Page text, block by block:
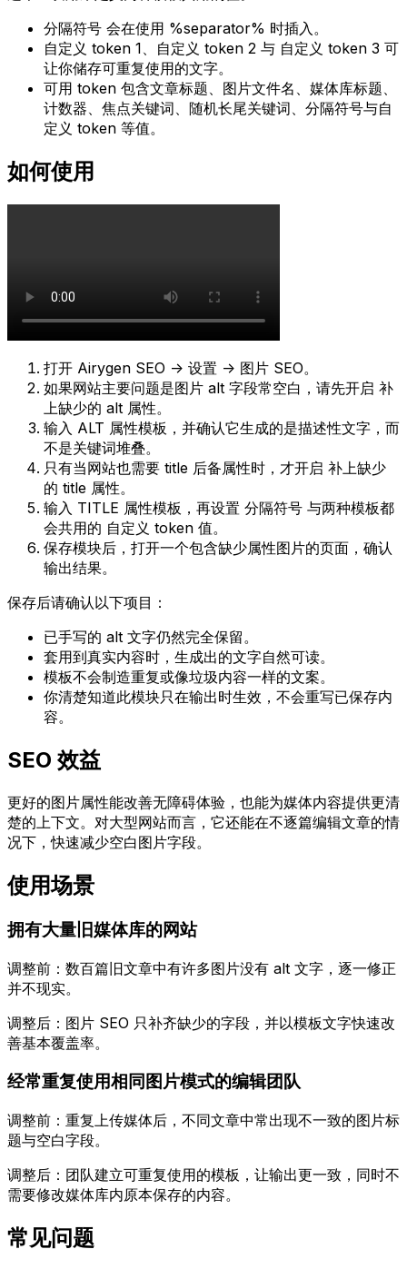
分隔符号 会在使用 %separator% 时插入。
自定义 token 1、 自定义 token 2 与 自定义 token 3 可
让你储存可重复使用的文字。
可用 token 包含文章标题、图片文件名、媒体库标题、
计数器、焦点关键词、随机长尾关键词、分隔符号与自
定义 token 等值。
如何使用
打开 Airygen SEO -> 设置 -> 图片 SEO。
如果网站主要问题是图片 alt 字段常空白，请先开启 补
上缺少的 alt 属性。
输入 ALT 属性模板 ，并确认它生成的是描述性文字，而
不是关键词堆叠。
只有当网站也需要 title 后备属性时，才开启 补上缺少
的 title 属性。
输入 TITLE 属性模板 ，再设置 分隔符号 与两种模板都
会共用的 自定义 token 值。
保存模块后，打开一个包含缺少属性图片的页面，确认
输出结果。
保存后请确认以下项目：
已手写的 alt 文字仍然完全保留。
套用到真实内容时，生成出的文字自然可读。
模板不会制造重复或像垃圾内容一样的文案。
你清楚知道此模块只在输出时生效，不会重写已保存内
容。
SEO 效益
更好的图片属性能改善无障碍体验，也能为媒体内容提供更清
楚的上下文。对大型网站而言，它还能在不逐篇编辑文章的情
况下，快速减少空白图片字段。
使用场景
拥有大量旧媒体库的网站
调整前：数百篇旧文章中有许多图片没有 alt 文字，逐一修正
并不现实。
调整后： 图片 SEO 只补齐缺少的字段，并以模板文字快速改
善基本覆盖率。
经常重复使用相同图片模式的编辑团队
调整前：重复上传媒体后，不同文章中常出现不一致的图片标
题与空白字段。
调整后：团队建立可重复使用的模板，让输出更一致，同时不
需要修改媒体库内原本保存的内容。
常见问题